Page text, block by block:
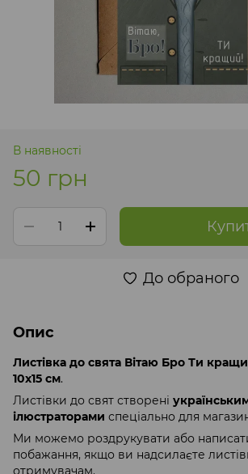
В наявності
50 грн
До обраного
Опис
Листівка до свята Вітаю Бро Ти
10х15 см.
Листівки до свят створені
ілюстраторами спеціально для
Ми можемо роздрукувати або
побажання, якщо ви надсилаєте
отримувачам.